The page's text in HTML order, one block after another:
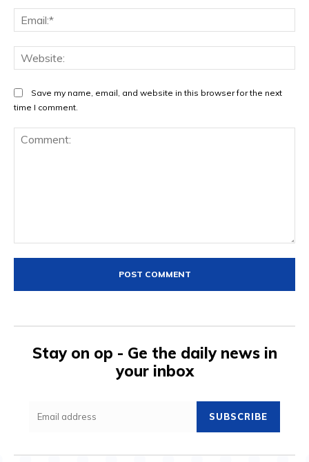
Save my name, email, and website in this browser for the next
time I comment.
Stay on op - Ge the daily news in
your inbox
SUBSCRIBE